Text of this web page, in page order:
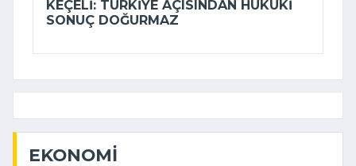
KEÇELI: TÜRKIYE AÇISINDAN HUKUKI
SONUÇ DOĞURMAZ
EKONOMI